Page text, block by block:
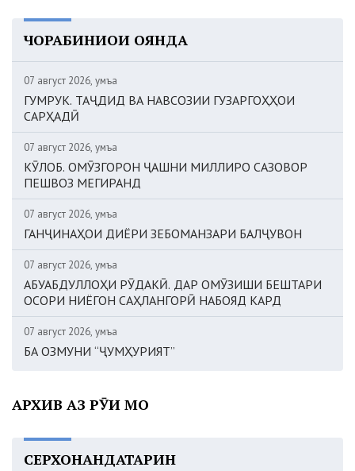
ЧОРАБИНИҲОИ ОЯНДА
07 август 2026, Ҷумъа
ГУМРУК. ТАҶДИД ВА НАВСОЗИИ ГУЗАРГОҲҲОИ
САРҲАДӢ
07 август 2026, Ҷумъа
КӮЛОБ. ОМӮЗГОРОН ҶАШНИ МИЛЛИРО САЗОВОР
ПЕШВОЗ МЕГИРАНД
07 август 2026, Ҷумъа
ГАНҶИНАҲОИ ДИЁРИ ЗЕБОМАНЗАРИ БАЛҶУВОН
07 август 2026, Ҷумъа
АБУАБДУЛЛОҲИ РӮДАКӢ. ДАР ОМӮЗИШИ БЕШТАРИ
ОСОРИ НИЁГОН САҲЛАНГОРӢ НАБОЯД КАРД
07 август 2026, Ҷумъа
БА ОЗМУНИ “ҶУМҲУРИЯТ”
АРХИВ АЗ РӮИ МОҲ
СЕРХОНАНДАТАРИН